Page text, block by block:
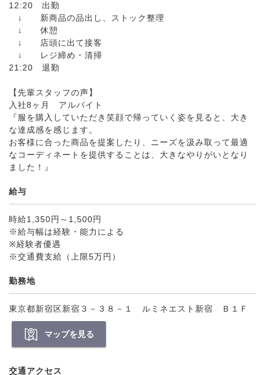
12:20 出勤
↓ 新商品の品出し、ストック整理
↓ 休憩
↓ 店頭に出て接客
↓ レジ締め・清掃
21:20 退勤
【先輩スタッフの声】
入社8ヶ月 アルバイト
『服を購入していただき笑顔で帰っていく姿を見ると、大き
な達成感を感じます。
お客様に合った商品を提案したり、ニーズを汲み取って最適
なコーディネートを提供することは、大きなやりがいとなり
ました！』
給与
時給1,350円～1,500円
※給与幅は経験・能力による
※経験者優遇
※交通費支給（上限5万円）
勤務地
東京都新宿区新宿３－３８－１ ルミネエスト新宿 Ｂ１Ｆ
マップを見る
交通アクセス